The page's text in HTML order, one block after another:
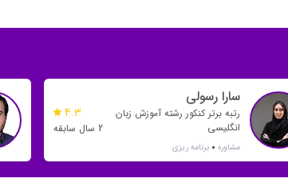
سارا رسولی
رتبه برتر کنکور رشته آموزش زبان
انگلیسی
مشاوره برنامه ریزی
4.3
2 سال سابقه